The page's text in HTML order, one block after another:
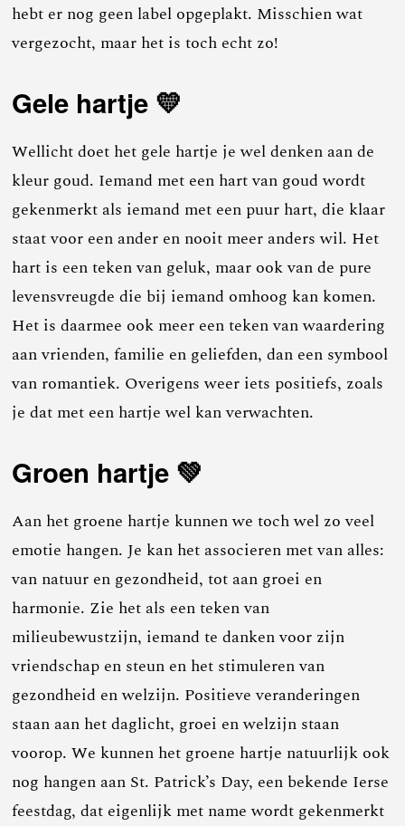
hebt er nog geen label opgeplakt. Misschien wat
vergezocht, maar het is toch echt zo!
Gele hartje 💛
Wellicht doet het gele hartje je wel denken aan de
kleur goud. Iemand met een hart van goud wordt
gekenmerkt als iemand met een puur hart, die klaar
staat voor een ander en nooit meer anders wil. Het
hart is een teken van geluk, maar ook van de pure
levensvreugde die bij iemand omhoog kan komen.
Het is daarmee ook meer een teken van waardering
aan vrienden, familie en geliefden, dan een symbool
van romantiek. Overigens weer iets positiefs, zoals
je dat met een hartje wel kan verwachten.
Groen hartje 💚
Aan het groene hartje kunnen we toch wel zo veel
emotie hangen. Je kan het associeren met van alles:
van natuur en gezondheid, tot aan groei en
harmonie. Zie het als een teken van
milieubewustzijn, iemand te danken voor zijn
vriendschap en steun en het stimuleren van
gezondheid en welzijn. Positieve veranderingen
staan aan het daglicht, groei en welzijn staan
voorop. We kunnen het groene hartje natuurlijk ook
nog hangen aan St. Patrick’s Day, een bekende Ierse
feestdag, dat eigenlijk met name wordt gekenmerkt